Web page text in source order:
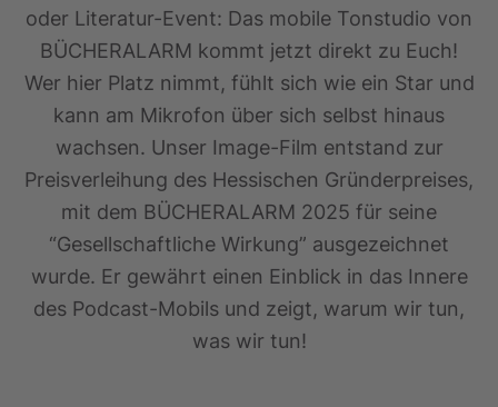
oder Literatur-Event: Das mobile Tonstudio von
BÜCHERALARM kommt jetzt direkt zu Euch!
Wer hier Platz nimmt, fühlt sich wie ein Star und
kann am Mikrofon über sich selbst hinaus
wachsen. Unser Image-Film entstand zur
Preisverleihung des Hessischen Gründerpreises,
mit dem BÜCHERALARM 2025 für seine
“Gesellschaftliche Wirkung” ausgezeichnet
wurde. Er gewährt einen Einblick in das Innere
des Podcast-Mobils und zeigt, warum wir tun,
was wir tun!